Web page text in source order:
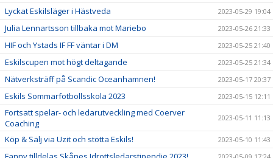
Lyckat Eskilsläger i Hästveda 2023-05-29 19:04
Julia Lennartsson tillbaka mot Mariebo 2023-05-26 21:33
HIF och Ystads IF FF väntar i DM 2023-05-25 21:40
Eskilscupen mot högt deltagande 2023-05-25 21:34
Nätverksträff på Scandic Oceanhamnen! 2023-05-17 20:37
Eskils Sommarfotbollsskola 2023 2023-05-15 12:11
Fortsatt spelar- och ledarutveckling med Coerver
Coaching
2023-05-11 11:13
Köp & Sälj via Uzit och stötta Eskils! 2023-05-10 11:43